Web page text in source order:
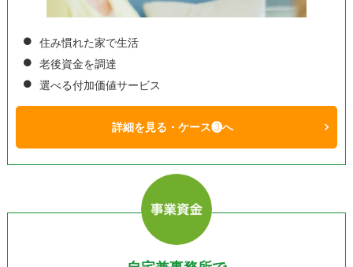
住み慣れた家で生活
老後資金を調達
選べる付加価値サービス
詳細を見る・ケース❸へ